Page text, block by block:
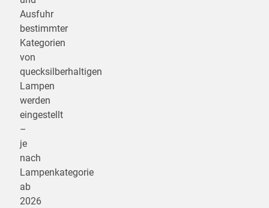
Ausfuhr
bestimmter
Kategorien
von
quecksilberhaltigen
Lampen
werden
eingestellt
–
je
nach
Lampenkategorie
ab
2026